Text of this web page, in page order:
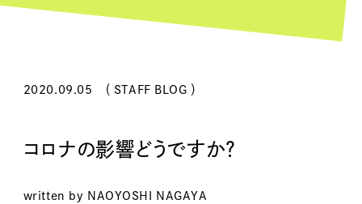
2020.09.05 （ STAFF BLOG ）
コロナの影響どうですか？
written by NAOYOSHI NAGAYA